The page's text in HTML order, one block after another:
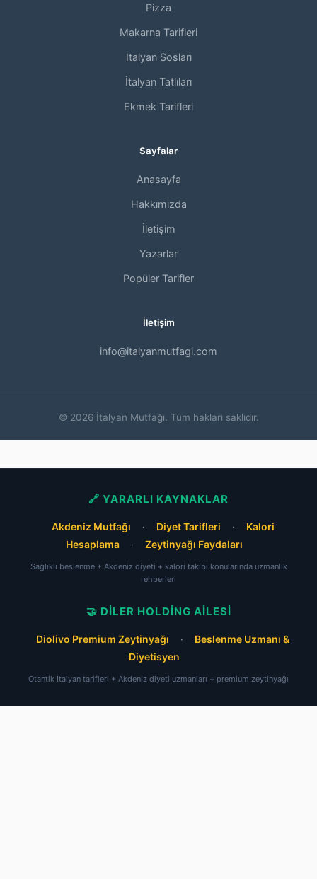
Pizza
Makarna Tarifleri
İtalyan Sosları
İtalyan Tatlıları
Ekmek Tarifleri
Sayfalar
Anasayfa
Hakkımızda
İletişim
Yazarlar
Popüler Tarifler
İletişim
info@italyanmutfagi.com
© 2026 İtalyan Mutfağı. Tüm hakları saklıdır.
🔗 YARARLI KAYNAKLAR
Akdeniz Mutfağı · Diyet Tarifleri ·
Kalori
Hesaplama
· Zeytinyağı Faydaları
Sağlıklı beslenme + Akdeniz diyeti + kalori takibi konularında uzmanlık
rehberleri
🤝 DILER HOLDING AILESI
Diolivo Premium Zeytinyağı ·
Beslenme Uzmanı &
Diyetisyen
Otantik İtalyan tarifleri + Akdeniz diyeti uzmanları + premium zeytinyağı